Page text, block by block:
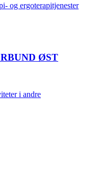
og ergoterapitjenester
ØST
i andre